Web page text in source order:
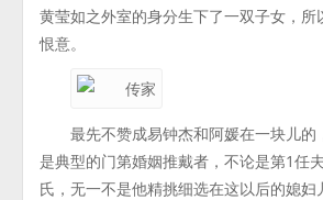
黄莹如之外室的身分生下了一双子女，所
恨意。
最先不赞成易钟杰和阿媛在一块儿的
是典型的门第婚姻推戴者，不论是第1任
氏，无一不是他精挑细选在这以后的媳妇